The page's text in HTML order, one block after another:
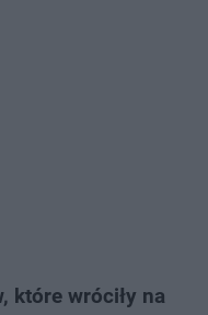
które wróciły na